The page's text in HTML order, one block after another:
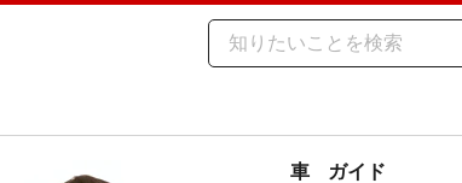
車 ガイド